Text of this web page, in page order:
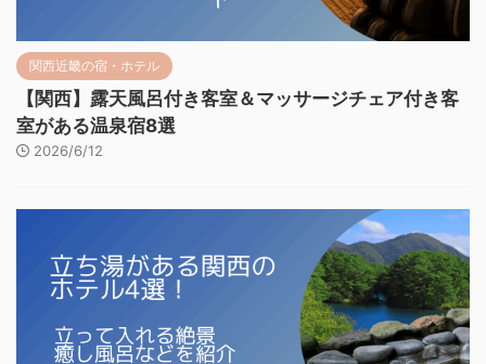
関西近畿の宿・ホテル
【関西】露天風呂付き客室＆マッサージチェア付き客
室がある温泉宿8選
2026/6/12